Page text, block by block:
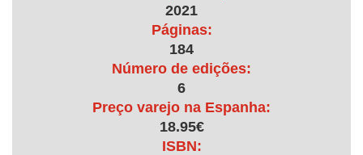
2021
Páginas:
184
Número de edições:
6
Preço varejo na Espanha:
18.95€
ISBN: